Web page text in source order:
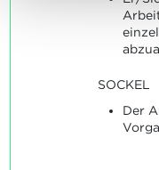
SOCKEL
Der